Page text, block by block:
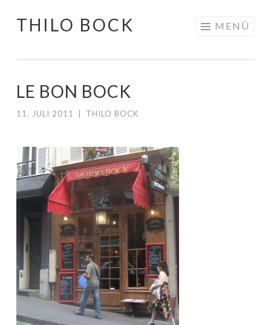
Springe
THILO BOCK MENÜ
LE BON BOCK
11. JULI 2011 THILO BOCK